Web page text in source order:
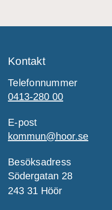
Kontakt
Telefonnummer
0413-280 00
E-post
kommun@hoor.se
Besöksadress
Södergatan 28
243 31 Höör